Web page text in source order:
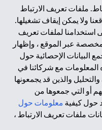
ملفات تعريف الارتباط
ولا يمكن إيقاف تشغيلها.
استخدامنا لملفات تعريف
مخصصة عبر الموقع ، وإظهار
البيانات الإحصائية حول
مع شركائنا في
والذين قد يجمعونها
أو التي جمعوها من
حول كيفية معلومات حول
ملفات تعريف الارتباط ،
الاقتصادية الأوروبية أو
أو سان مارينو أو
أو خصوصية البيانات
حماية البيانات الشخصية
المحتوى الموجود في هذه
أنه عرض أو دعوة أو دعوة
المذكورة هنا لمثل هؤلاء
*GDPR – اللائحة العامة لحماية البيانات؛ * LGPD – Lei Geral de
Proteção de Dados Pessoais ; *NZPA – قانون الخصوصية